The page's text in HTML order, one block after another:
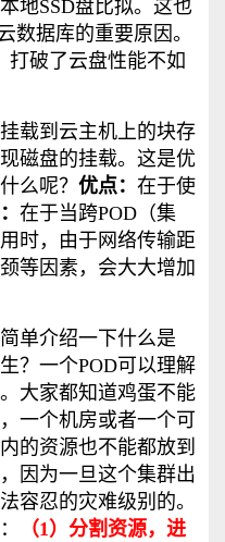
地SSD盘比拟。这也
数据库的重要原因。
打破了云盘性能不如
载到云主机上的块存
磁盘的挂载。这是优
么呢？ 优点： 在于使
在于当跨POD（集
时，由于网络传输距
等因素，会大大增加
单介绍一下什么是
？一个POD可以理解
大家都知道鸡蛋不能
一个机房或者一个可
内的资源也不能都放到
因为一旦这个集群出
容忍的灾难级别的。
（1）分割资源，进